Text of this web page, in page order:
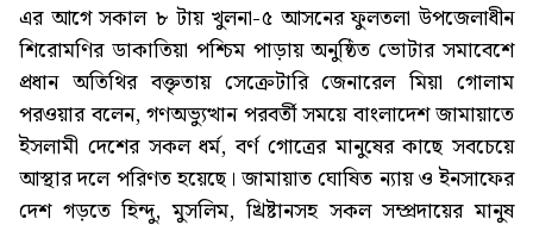
এর আগে সকাল ৮ টায় খুলনা-৫ আসনের ফুলতলা উপজেলাধীন
শিরোমণির ডাকাতিয়া পশ্চিম পাড়ায় অনুষ্ঠিত ভোটার সমাবেশে
প্রধান অতিথির বক্তৃতায় সেক্রেটারি জেনারেল মিয়া গোলাম
পরওয়ার বলেন, গণঅভ্যুত্থান পরবর্তী সময়ে বাংলাদেশ জামায়াতে
ইসলামী দেশের সকল ধর্ম, বর্ণ গোত্রের মানুষের কাছে সবচেয়ে
আস্থার দলে পরিণত হয়েছে। জামায়াত ঘোষিত ন্যায় ও ইনসাফের
দেশ গড়তে হিন্দু, মুসলিম, খ্রিষ্টানসহ সকল সম্প্রদায়ের মানুষ